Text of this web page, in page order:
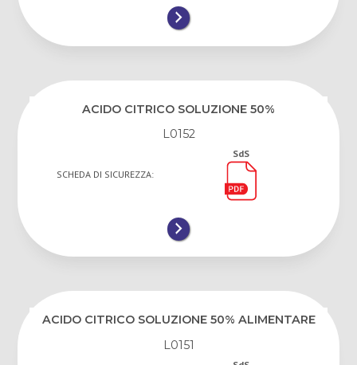
ACIDO CITRICO SOLUZIONE 50%
L0152
SCHEDA DI SICUREZZA:
SdS
ACIDO CITRICO SOLUZIONE 50% ALIMENTARE
L0151